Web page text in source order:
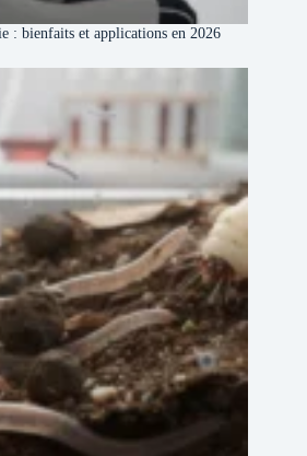
: bienfaits et applications en 2026